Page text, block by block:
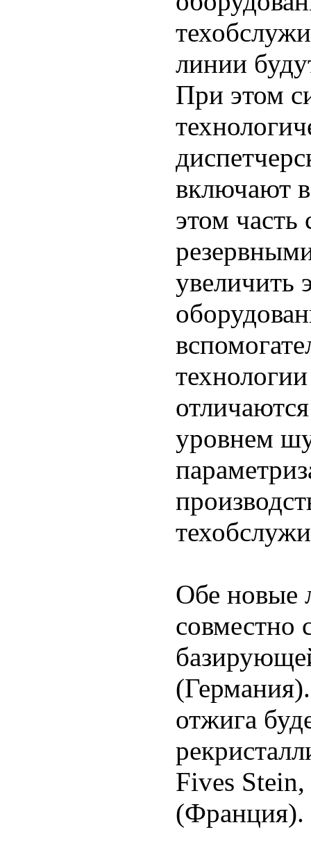
линии
При этом
включают
этом часть
увеличить
уровнем
Обе новые
совместно
отжига
Fives
(Франция).